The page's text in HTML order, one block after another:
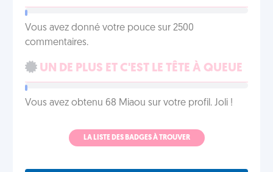
Vous avez donné votre pouce sur 2500
commentaires.
UN DE PLUS ET C'EST LE TÊTE À QUEUE
Vous avez obtenu 68 Miaou sur votre profil. Joli !
LA LISTE DES BADGES À TROUVER